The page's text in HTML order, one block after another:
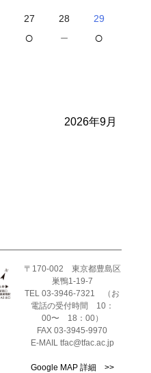
27
○
28
－
29
○
2026年9月
〒170-002 東京都豊島区
巣鴨1-19-7
TEL 03-3946-7321 （お
電話の受付時間 10：
00〜 18：00）
FAX 03-3945-9970
E-MAIL tfac@tfac.ac.jp
Google MAP 詳細 >>